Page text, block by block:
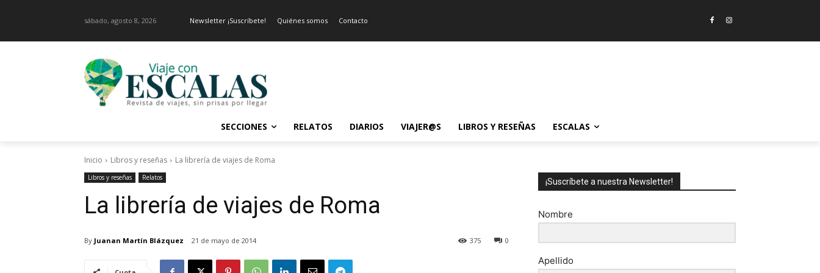
sábado, agosto 8, 2026 Newsletter ¡Suscríbete! Quiénes somos Contacto
SECCIONES RELATOS DIARIOS VIAJER@S LIBROS Y RESEÑAS ESCALAS
Inicio Libros y reseñas La librería de viajes de Roma
Libros y reseñas Relatos
La librería de viajes de Roma
By Juanan Martín Blázquez 21 de mayo de 2014 0
375
¡Suscríbete a nuestra Newsletter!
Nombre
Apellido